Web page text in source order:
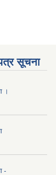
सूचना
।
-